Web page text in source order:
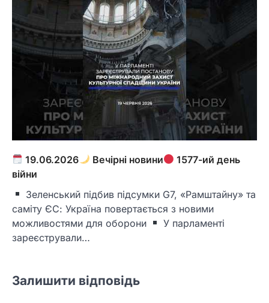
19.06.2026 Вечірні новини
1577-ий день
війни
Зеленський підбив підсумки G7, «Рамштайну» та
саміту ЄС: Україна повертається з новими
можливостями для оборони
У парламенті
зареєстрували…
Залишити відповідь